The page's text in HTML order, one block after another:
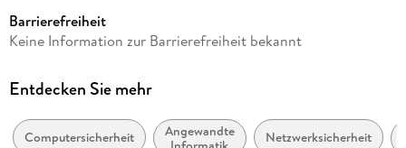
Herausgegeben von
Springer
Barrierefreiheit
Keine Information zur Barrierefreiheit bekannt
Entdecken Sie mehr
Computersicherheit
Angewandte
Netzwerksicherheit